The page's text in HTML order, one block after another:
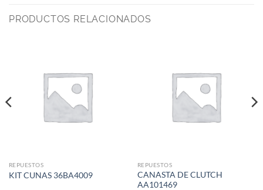
PRODUCTOS RELACIONADOS
REPUESTOS
KIT CUNAS 36BA4009
REPUESTOS
CANASTA DE CLUTCH
AA101469